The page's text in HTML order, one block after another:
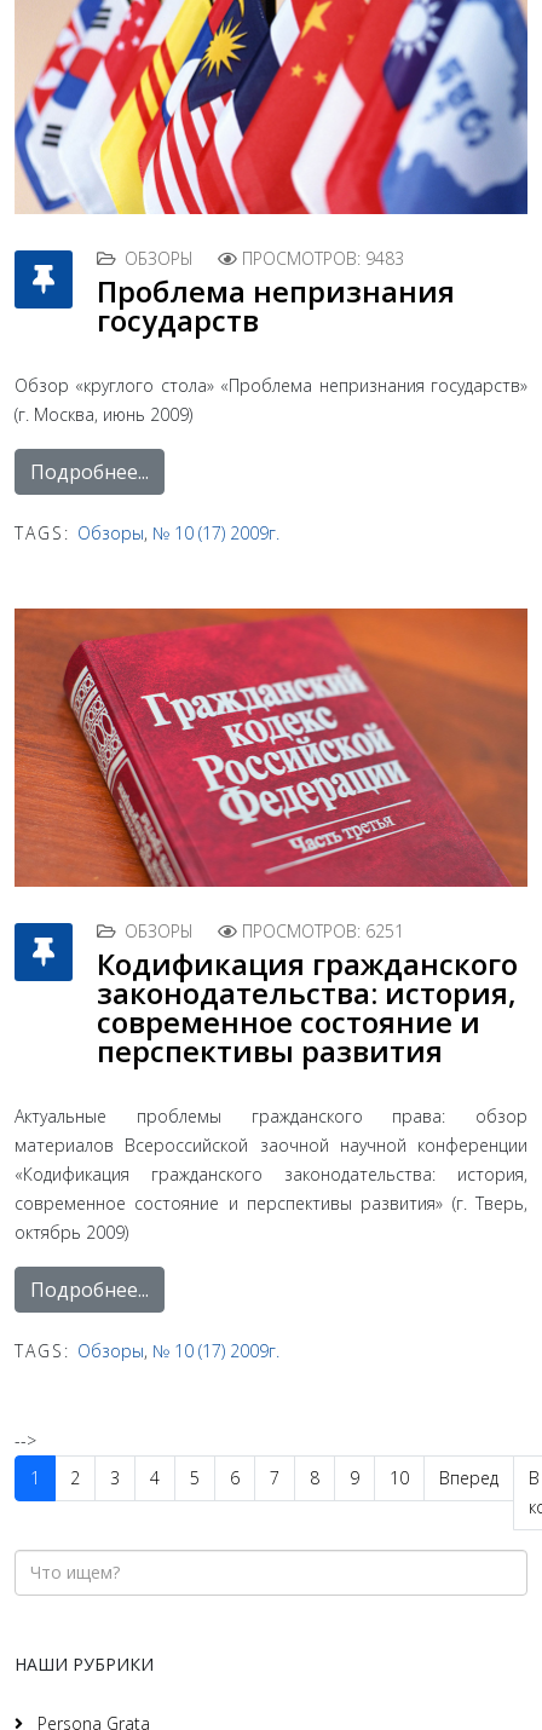
ОБЗОРЫ ПРОСМОТРОВ: 9483
Проблема непризнания
государств
Обзор «круглого стола» «Проблема непризнания государств»
(г. Москва, июнь 2009)
Подробнее...
TAGS: Обзоры, № 10 (17) 2009г.
ОБЗОРЫ ПРОСМОТРОВ: 6251
Кодификация гражданского
законодательства: история,
современное состояние и
перспективы развития
Актуальные проблемы гражданского права: обзор
материалов Всероссийской заочной научной конференции
«Кодификация гражданского законодательства: история,
современное состояние и перспективы развития» (г. Тверь,
октябрь 2009)
Подробнее...
TAGS: Обзоры, № 10 (17) 2009г.
-->
1
2 3 4 5 6 7 8 9 10 Вперед
В
НАШИ РУБРИКИ
Persona Grata